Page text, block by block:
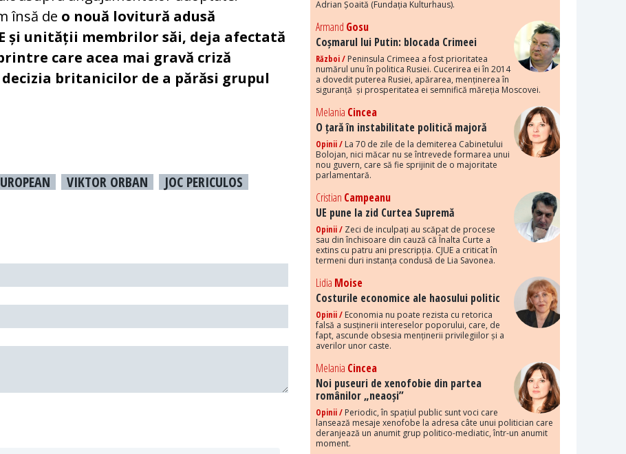
însă de o nouă lovitură adusă
unității membrilor săi, deja afectată
care acea mai gravă criză
britanicilor de a părăsi grupul
VIKTOR ORBAN
JOC PERICULOS
Adrian Șoaită (Fundația Kulturhaus).
Armand Gosu
Coșmarul lui Putin: blocada Crimeei
Război / Peninsula Crimeea a fost prioritatea
numărul unu în politica Rusiei. Cucerirea ei în 2014
a dovedit puterea Rusiei, apărarea, menținerea în
siguranță și prosperitatea ei semnifică măreția Moscovei.
Melania Cincea
O țară în instabilitate politică majoră
Opinii / La 70 de zile de la demiterea Cabinetului
Bolojan, nici măcar nu se întrevede formarea unui
nou guvern, care să fie sprijinit de o majoritate
parlamentară.
Cristian Campeanu
UE pune la zid Curtea Supremă
Opinii / Zeci de inculpați au scăpat de procese
sau din închisoare din cauză că Înalta Curte a
extins cu patru ani prescripția. CJUE a criticat în
termeni duri instanța condusă de Lia Savonea.
Lidia Moise
Costurile economice ale haosului politic
Opinii / Economia nu poate rezista cu retorica
falsă a susținerii intereselor poporului, care, de
fapt, ascunde obsesia menținerii privilegiilor și a
averilor unor caste.
Melania Cincea
Noi puseuri de xenofobie din partea
românilor „neaoși”
Opinii / Periodic, în spațiul public sunt voci care
lansează mesaje xenofobe la adresa câte unui politician care
deranjează un anumit grup politico-mediatic, într-un anumit
moment.